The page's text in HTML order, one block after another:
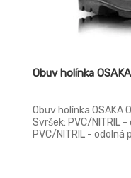
Obuv holínka
Obuv holínka OSAKA
Svršek: PVC/NITRIL
PVC/NITRIL - odolná